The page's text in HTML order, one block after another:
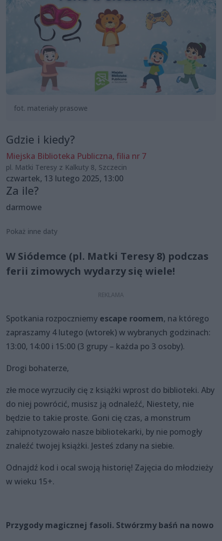
fot. materiały prasowe
Gdzie i kiedy?
Miejska Biblioteka Publiczna, filia nr 7
pl. Matki Teresy z Kalkuty 8, Szczecin
czwartek, 13 lutego 2025, 13:00
Za ile?
darmowe
Pokaż inne daty
W Siódemce (pl. Matki Teresy 8) podczas
ferii zimowych wydarzy się wiele!
Spotkania rozpoczniemy escape roomem, na którego
zapraszamy 4 lutego (wtorek) w wybranych godzinach:
13:00, 14:00 i 15:00 (3 grupy – każda po 3 osoby).
Drogi bohaterze,
złe moce wyrzuciły cię z książki wprost do biblioteki. Aby
do niej powrócić, musisz ją odnaleźć, Niestety, nie
będzie to takie proste. Goni cię czas, a monstrum
zahipnotyzowało nasze bibliotekarki, by nie pomogły
znaleźć twojej książki. Jesteś zdany na siebie.
Odnajdź kod i ocal swoją historię! Zajęcia do młodzieży
w wieku 15+.
Przygody magicznej fasoli. Stwórzmy baśń na nowo